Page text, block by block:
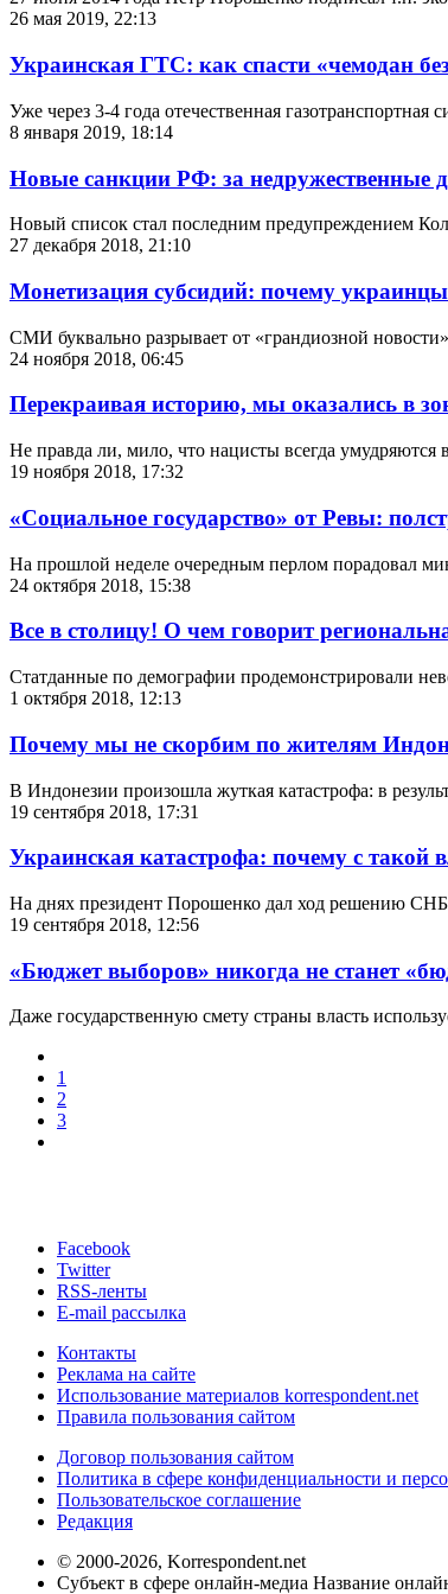
26 мая 2019, 22:13
Украинская ГТС: как спасти «чемодан
Уже через 3-4 года отечественная
8 января 2019, 18:14
Новые санкции РФ: за недружественные
Новый список стал последним предупреждением
27 декабря 2018, 21:10
Монетизация субсидий: почему
СМИ буквально разрывает от «грандиозной
24 ноября 2018, 06:45
Перекраивая историю, мы оказались в
Не правда ли, мило, что нацисты всегда умудряются
19 ноября 2018, 17:32
«Социальное государство» от Ревы:
На прошлой неделе очередным перлом порадовал
24 октября 2018, 15:38
Все в столицу! О чем говорит
Статданные по демографии продемонстрировали
1 октября 2018, 12:13
Почему мы не скорбим по жителям
В Индонезии произошла жуткая катастрофа: в
19 сентября 2018, 17:31
Украинская катастрофа: почему с
На днях президент Порошенко дал ход решению
19 сентября 2018, 12:56
«Бюджет выборов» никогда не станет
Даже государственную смету страны власть
1
2
3
Facebook
Twitter
RSS-ленты
E-mail рассылка
Контакты
Реклама на сайте
Использование материалов korrespondent.net
Правила пользования сайтом
Договор пользования сайтом
Политика в сфере конфиденциальности и
Пользовательское соглашение
Редакция
© 2000-2026, Korrespondent.net
Субъект в сфере онлайн-медиа Название